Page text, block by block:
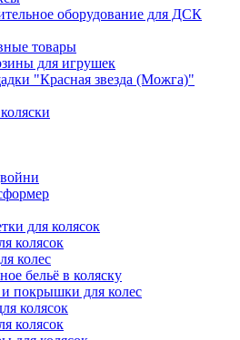
оборудование для ДСК
товары
для игрушек
"Красная звезда (Можга)"
для колясок
колясок
колес
бельё в коляску
покрышки для колес
колясок
колясок